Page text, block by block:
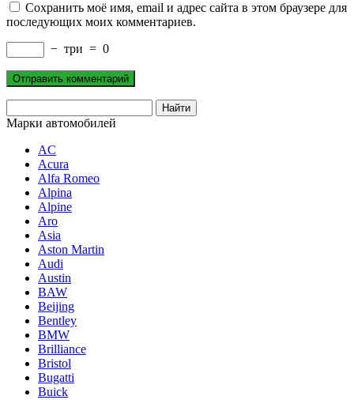
Сохранить моё имя, email и адрес сайта в этом браузере для
последующих моих комментариев.
− три = 0
Марки автомобилей
AC
Acura
Alfa Romeo
Alpina
Alpine
Aro
Asia
Aston Martin
Audi
Austin
BAW
Beijing
Bentley
BMW
Brilliance
Bristol
Bugatti
Buick